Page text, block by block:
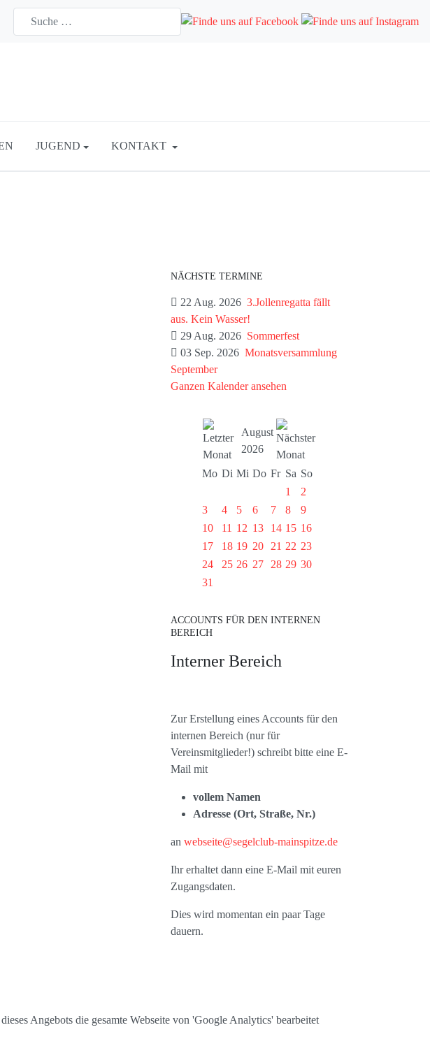
JUGEND KONTAKT
NÄCHSTE TERMINE
22 Aug. 2026 3.Jollenregatta fällt
aus. Kein Wasser!
29 Aug. 2026 Sommerfest
03 Sep. 2026 Monatsversammlung
September
Ganzen Kalender ansehen
August
2026
Mo Di Mi Do Fr Sa So
1
2
3
4 5 6 7 8
9
10
11 12 13 14 15 16
17
18 19 20 21 22 23
24
25 26 27 28 29 30
31
ACCOUNTS FÜR DEN INTERNEN
BEREICH
Interner Bereich
Zur Erstellung eines Accounts für den
internen Bereich (nur für
Vereinsmitglieder!) schreibt bitte eine E-
Mail mit
vollem Namen
Adresse (Ort, Straße, Nr.)
an webseite@segelclub-mainspitze.de
Ihr erhaltet dann eine E-Mail mit euren
Zugangsdaten.
Dies wird momentan ein paar Tage
dauern.
Angebots die gesamte Webseite von 'Google Analytics' bearbeitet